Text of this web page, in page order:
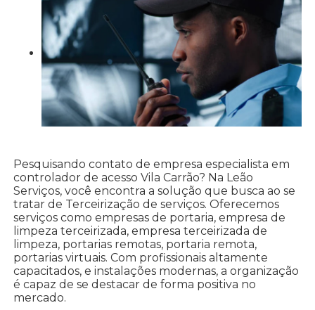
Pesquisando contato de empresa especialista em
controlador de acesso Vila Carrão? Na Leão
Serviços, você encontra a solução que busca ao se
tratar de Terceirização de serviços. Oferecemos
serviços como empresas de portaria, empresa de
limpeza terceirizada, empresa terceirizada de
limpeza, portarias remotas, portaria remota,
portarias virtuais. Com profissionais altamente
capacitados, e instalações modernas, a organização
é capaz de se destacar de forma positiva no
mercado.